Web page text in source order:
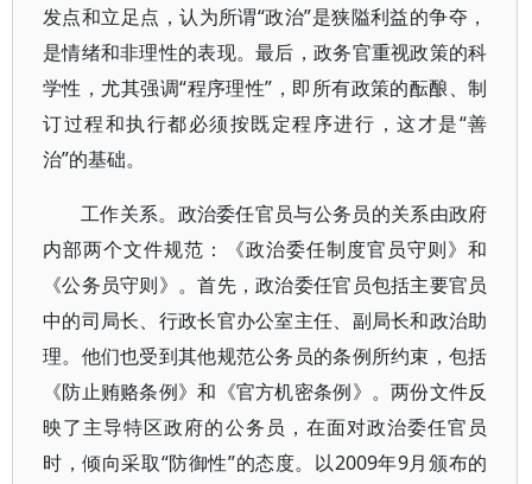
发点和立足点，认为所谓“政治”是狭隘利益的争夺，
是情绪和非理性的表现。最后，政务官重视政策的科
学性，尤其强调“程序理性”，即所有政策的酝酿、制
订过程和执行都必须按既定程序进行，这才是“善
治”的基础。
工作关系。政治委任官员与公务员的关系由政府
内部两个文件规范：《政治委任制度官员守则》和
《公务员守则》。首先，政治委任官员包括主要官员
中的司局长、行政长官办公室主任、副局长和政治助
理。他们也受到其他规范公务员的条例所约束，包括
《防止贿赂条例》和《官方机密条例》。两份文件反
映了主导特区政府的公务员，在面对政治委任官员
时，倾向采取“防御性”的态度。以2009年9月颁布的